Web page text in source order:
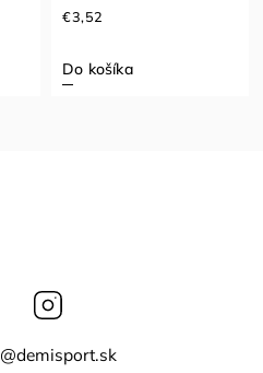
€3,52
Do košíka
Facebook
@demisport.sk